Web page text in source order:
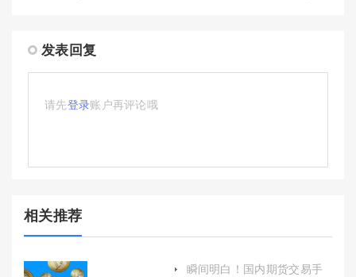
发表回复
请先登录账户再评论哦
相关推荐
瞬间明白！国内期货交易手